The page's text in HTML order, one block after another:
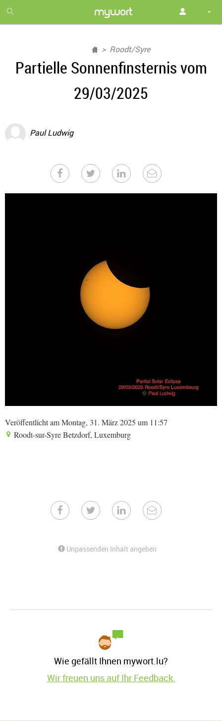
month
free
Roodt/Syre
Partielle Sonnenfinsternis vom
29/03/2025
Paul Ludwig
Veröffentlicht am Montag, 31. März 2025 um 11:57
Roodt-sur-Syre Betzdorf, Luxemburg
Unpassenden Inhalt angeben
Wie gefällt Ihnen mywort.lu?
Wir freuen uns auf Ihr Feedback.